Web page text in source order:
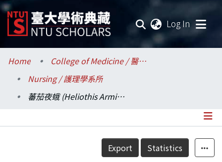
Log In
Communities & Collections
Research Outputs
Home
College of Medicine / 醫學院
Nursing / 護理學系所
蕃茄夜蛾 (Heliothis Armigera) 複眼之光譜感光性
Details
Export Statistics